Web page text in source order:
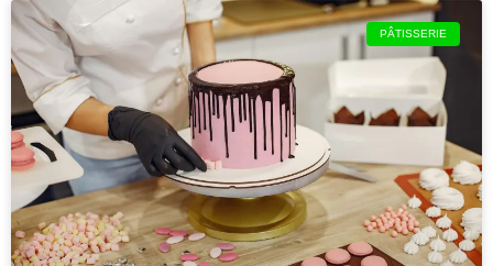
PÂTISSERIE